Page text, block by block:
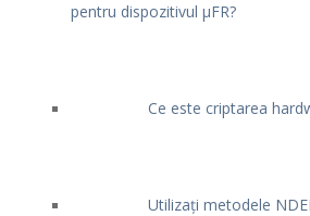
pentru dispozitivul μFR?
Ce este criptarea
Utilizați metodele